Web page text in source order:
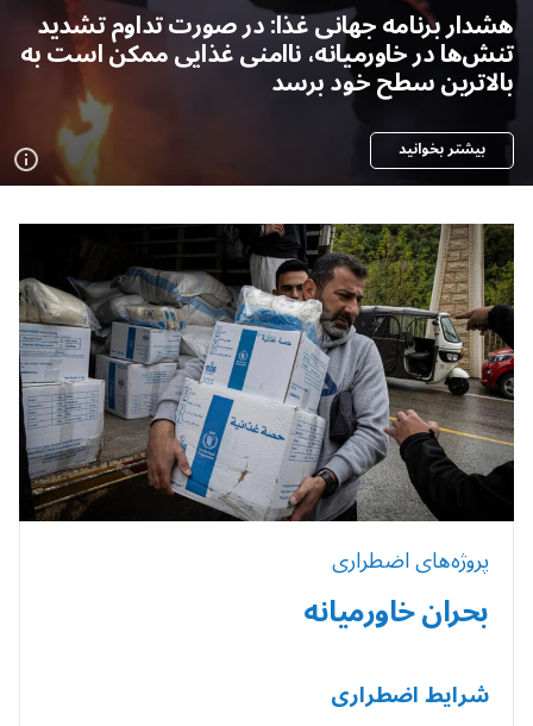
هشدار برنامه جهانی غذا: در صورت تداوم تشدید
تنش‌ها در خاورمیانه، ناامنی غذایی ممکن است به
بالاترین سطح خود برسد
بیشتر بخوانید
پروژه‌های اضطراری
بحران خاورمیانه
شرایط اضطراری